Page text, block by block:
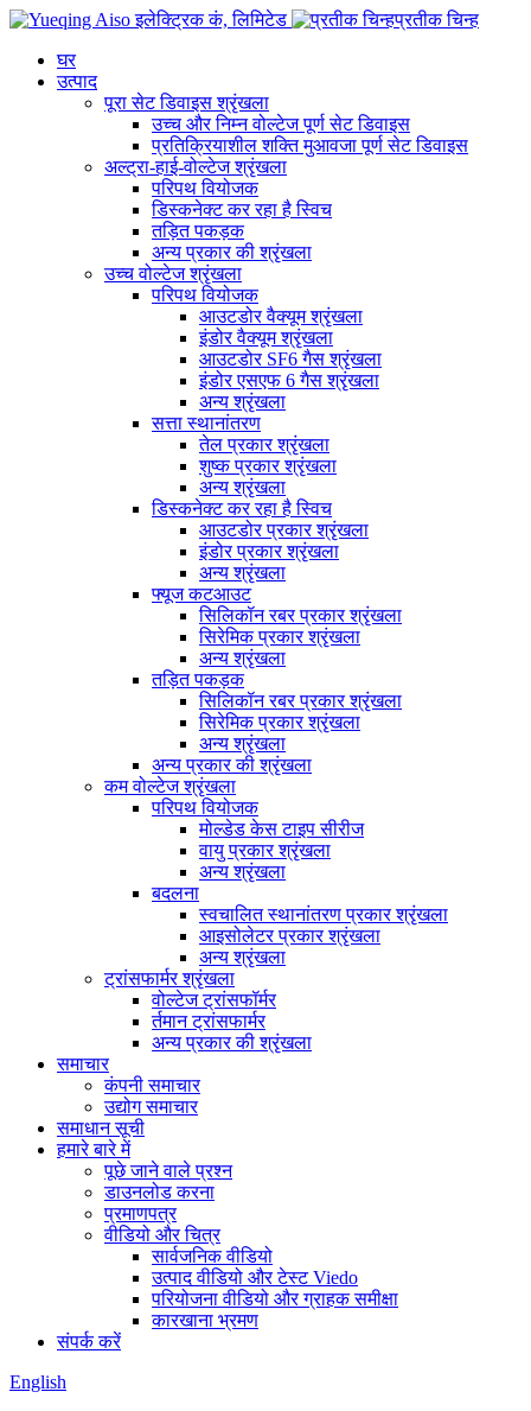
प्रतीक चिन्ह
घर
उत्पाद
पूरा सेट डिवाइस श्रृंखला
उच्च और निम्न वोल्टेज पूर्ण सेट डिवाइस
प्रतिक्रियाशील शक्ति मुआवजा पूर्ण सेट डिवाइस
अल्ट्रा-हाई-वोल्टेज श्रृंखला
परिपथ वियोजक
डिस्कनेक्ट कर रहा है स्विच
तड़ित पकड़क
अन्य प्रकार की श्रृंखला
उच्च वोल्टेज श्रृंखला
परिपथ वियोजक
आउटडोर वैक्यूम श्रृंखला
इंडोर वैक्यूम श्रृंखला
आउटडोर SF6 गैस श्रृंखला
इंडोर एसएफ 6 गैस श्रृंखला
अन्य श्रृंखला
सत्ता स्थानांतरण
तेल प्रकार श्रृंखला
शुष्क प्रकार श्रृंखला
अन्य श्रृंखला
डिस्कनेक्ट कर रहा है स्विच
आउटडोर प्रकार श्रृंखला
इंडोर प्रकार श्रृंखला
अन्य श्रृंखला
फ्यूज कटआउट
सिलिकॉन रबर प्रकार श्रृंखला
सिरेमिक प्रकार श्रृंखला
अन्य श्रृंखला
तड़ित पकड़क
सिलिकॉन रबर प्रकार श्रृंखला
सिरेमिक प्रकार श्रृंखला
अन्य श्रृंखला
अन्य प्रकार की श्रृंखला
कम वोल्टेज श्रृंखला
परिपथ वियोजक
मोल्डेड केस टाइप सीरीज
वायु प्रकार श्रृंखला
अन्य श्रृंखला
बदलना
स्वचालित स्थानांतरण प्रकार श्रृंखला
आइसोलेटर प्रकार श्रृंखला
अन्य श्रृंखला
ट्रांसफार्मर श्रृंखला
वोल्टेज ट्रांसफॉर्मर
र्तमान ट्रांसफार्मर
अन्य प्रकार की श्रृंखला
समाचार
कंपनी समाचार
उद्योग समाचार
समाधान सूची
हमारे बारे में
पूछे जाने वाले प्रश्न
डाउनलोड करना
प्रमाणपत्र
वीडियो और चित्र
सार्वजनिक वीडियो
उत्पाद वीडियो और टेस्ट Viedo
परियोजना वीडियो और ग्राहक समीक्षा
कारखाना भ्रमण
संपर्क करें
English